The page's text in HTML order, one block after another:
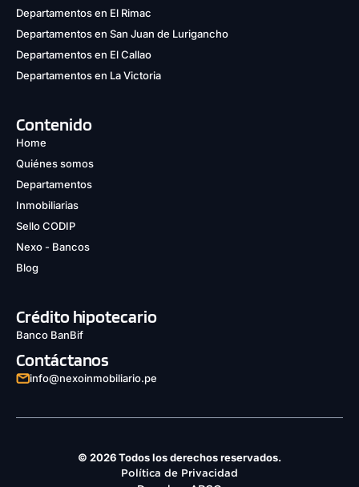
Departamentos en El Rimac
Departamentos en San Juan de Lurigancho
Departamentos en El Callao
Departamentos en La Victoria
Contenido
Home
Quiénes somos
Departamentos
Inmobiliarias
Sello CODIP
Nexo - Bancos
Blog
Crédito hipotecario
Banco BanBif
Contáctanos
info@nexoinmobiliario.pe
© 2026 Todos los derechos reservados.
Política de Privacidad